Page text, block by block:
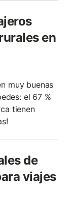
en
muy buenas
el 67 %
tienen
de
viajes